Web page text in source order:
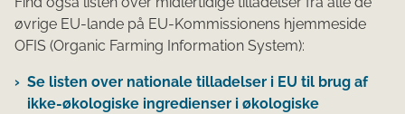
øvrige​​​ EU-lande på EU-Kommissionens hjemmeside
OFIS (Organic Farming Information System):
Se listen over nationale tilladelser i EU til brug af
ikke-økologiske ingredienser i økologiske